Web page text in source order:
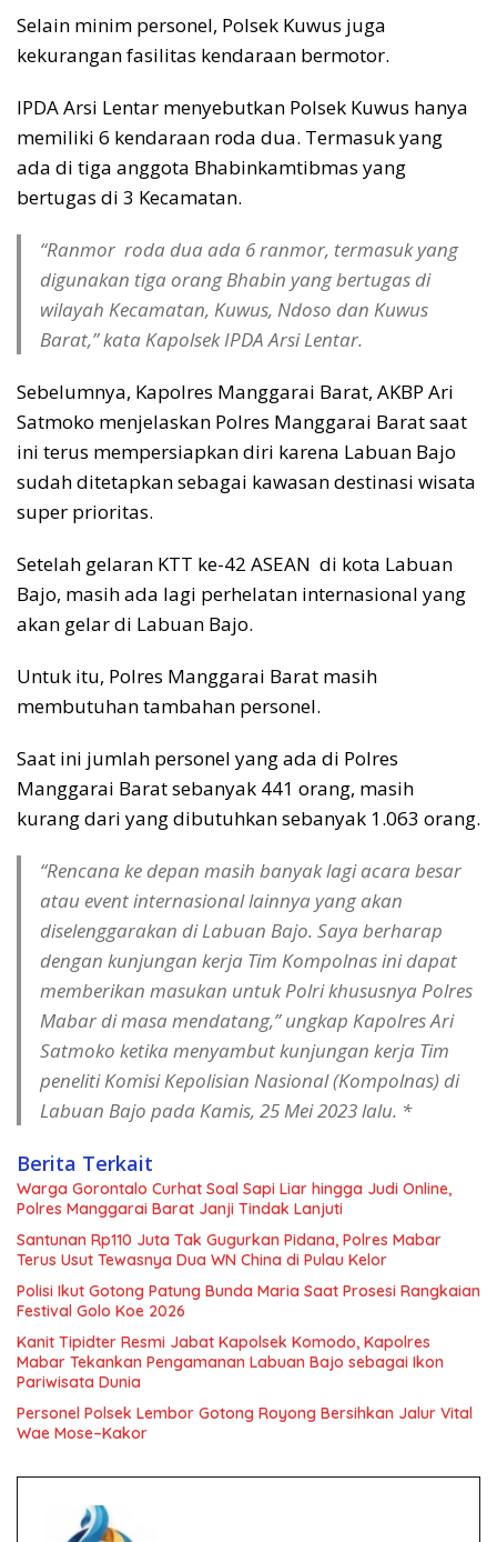
Selain minim personel, Polsek Kuwus juga
kekurangan fasilitas kendaraan bermotor.
IPDA Arsi Lentar menyebutkan Polsek Kuwus hanya
memiliki 6 kendaraan roda dua. Termasuk yang
ada di tiga anggota Bhabinkamtibmas yang
bertugas di 3 Kecamatan.
“Ranmor roda dua ada 6 ranmor, termasuk yang
digunakan tiga orang Bhabin yang bertugas di
wilayah Kecamatan, Kuwus, Ndoso dan Kuwus
Barat,” kata Kapolsek IPDA Arsi Lentar.
Sebelumnya, Kapolres Manggarai Barat, AKBP Ari
Satmoko menjelaskan Polres Manggarai Barat saat
ini terus mempersiapkan diri karena Labuan Bajo
sudah ditetapkan sebagai kawasan destinasi wisata
super prioritas.
Setelah gelaran KTT ke-42 ASEAN di kota Labuan
Bajo, masih ada lagi perhelatan internasional yang
akan gelar di Labuan Bajo.
Untuk itu, Polres Manggarai Barat masih
membutuhan tambahan personel.
Saat ini jumlah personel yang ada di Polres
Manggarai Barat sebanyak 441 orang, masih
kurang dari yang dibutuhkan sebanyak 1.063 orang.
“Rencana ke depan masih banyak lagi acara besar
atau event internasional lainnya yang akan
diselenggarakan di Labuan Bajo. Saya berharap
dengan kunjungan kerja Tim Kompolnas ini dapat
memberikan masukan untuk Polri khususnya Polres
Mabar di masa mendatang,” ungkap Kapolres Ari
Satmoko ketika menyambut kunjungan kerja Tim
peneliti Komisi Kepolisian Nasional (Kompolnas) di
Labuan Bajo pada Kamis, 25 Mei 2023 lalu. *
Berita Terkait
Warga Gorontalo Curhat Soal Sapi Liar hingga Judi Online,
Polres Manggarai Barat Janji Tindak Lanjuti
Santunan Rp110 Juta Tak Gugurkan Pidana, Polres Mabar
Terus Usut Tewasnya Dua WN China di Pulau Kelor
Polisi Ikut Gotong Patung Bunda Maria Saat Prosesi Rangkaian
Festival Golo Koe 2026
Kanit Tipidter Resmi Jabat Kapolsek Komodo, Kapolres
Mabar Tekankan Pengamanan Labuan Bajo sebagai Ikon
Pariwisata Dunia
Personel Polsek Lembor Gotong Royong Bersihkan Jalur Vital
Wae Mose–Kakor